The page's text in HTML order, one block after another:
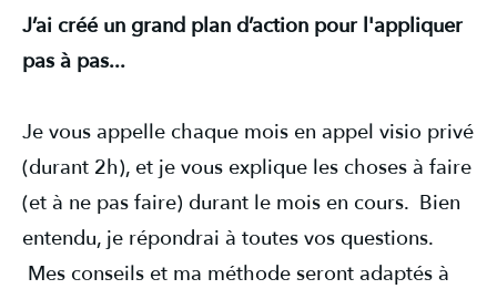
J’ai créé un grand plan d’action pour l'appliquer
pas à pas...
Je vous appelle chaque mois en appel visio privé
(durant 2h), et je vous explique les choses à faire
(et à ne pas faire) durant le mois en cours. Bien
entendu, je répondrai à toutes vos questions.
Mes conseils et ma méthode seront adaptés à